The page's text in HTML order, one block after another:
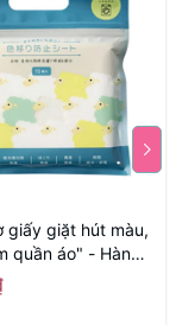
giấy giặt hút màu,
quần áo" - Hàng